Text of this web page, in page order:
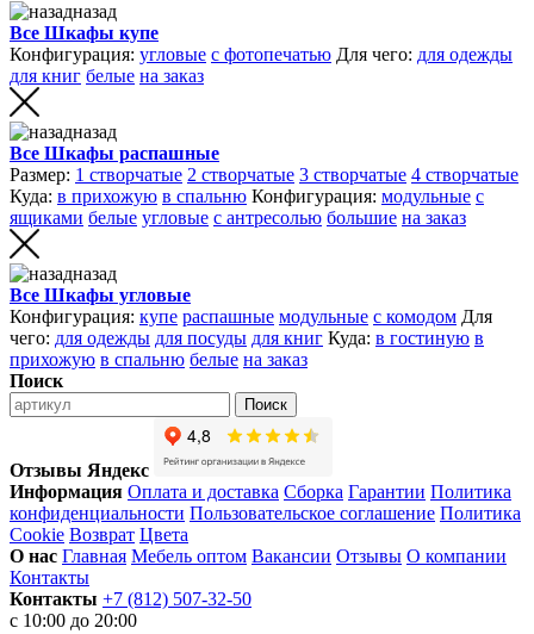
назад
Все Шкафы купе
Конфигурация: угловые с фотопечатью Для чего: для одежды
для книг белые на заказ
назад
Все Шкафы распашные
Размер: 1 створчатые 2 створчатые 3 створчатые 4 створчатые
Куда: в прихожую в спальню Конфигурация: модульные с
ящиками белые угловые с антресолью большие на заказ
назад
Все Шкафы угловые
Конфигурация: купе распашные модульные с комодом Для
чего: для одежды для посуды для книг Куда: в гостиную в
прихожую в спальню белые на заказ
Поиск
Поиск
Отзывы Яндекс
Информация Оплата и доставка Сборка Гарантии Политика
конфиденциальности Пользовательское соглашение Политика
Cookie Возврат Цвета
О нас Главная Мебель оптом Вакансии Отзывы О компании
Контакты
Контакты +7 (812) 507-32-50
с 10:00 до 20:00